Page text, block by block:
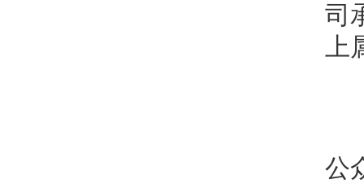
司
上
公